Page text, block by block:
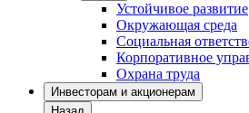
Устойчивое развитие
Окружающая среда
Социальная
Корпоративное
Охрана труда
Инвесторам и акционерам